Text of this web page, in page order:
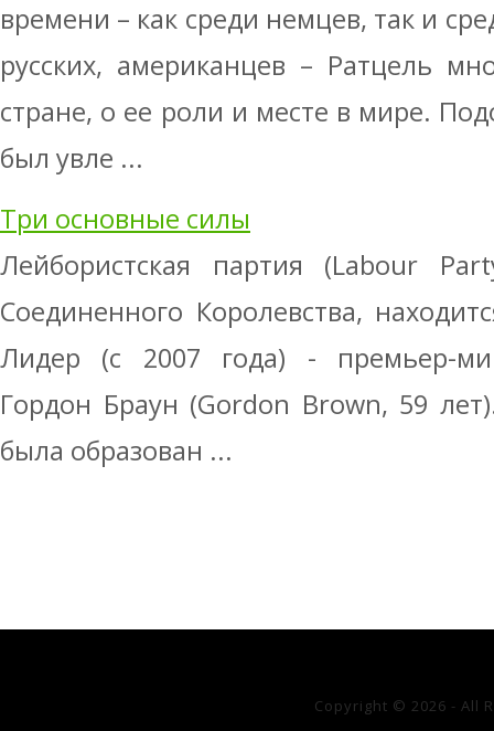
времени – как среди немцев, так и
русских, американцев – Ратцель
стране, о ее роли и месте в мире.
был увле ...
Три основные силы
Лейбористская партия (Labour
Соединенного Королевства,
Лидер (с 2007 года) - премьер-
Гордон Браун (Gordon Brown, 59
была образован ...
Copyright © 2026 - All